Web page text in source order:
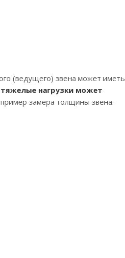
(ведущего) звена может иметь
нагрузки может
замера толщины звена.